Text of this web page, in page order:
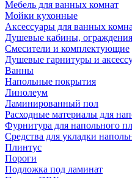
Мебель для ванных комнат
Мойки кухонные
Аксессуары для ванных
Душевые кабины,
Смесители и комплектующие
Душевые гарнитуры и
Ванны
Напольные покрытия
Линолеум
Ламинированный пол
Расходные материалы для
Фурнитура для напольного
Средства для укладки
Плинтус
Пороги
Подложка под ламинат